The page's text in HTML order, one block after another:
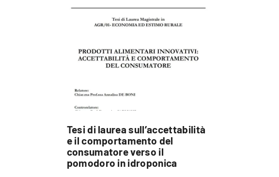
Tesi di laurea sull’accettabilità
e il comportamento del
consumatore verso il
pomodoro in idroponica